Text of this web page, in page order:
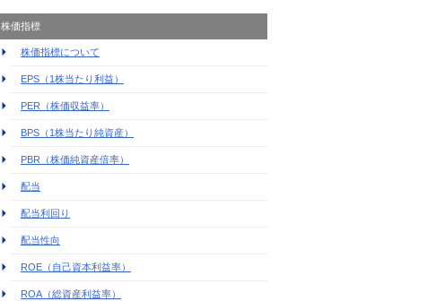
株価指標
株価指標について
EPS（1株当たり利益）
PER（株価収益率）
BPS（1株当たり純資産）
PBR（株価純資産倍率）
配当
配当利回り
配当性向
ROE（自己資本利益率）
ROA（総資産利益率）